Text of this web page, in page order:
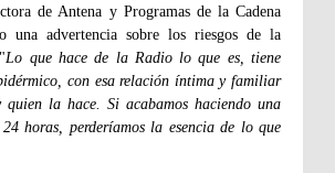
de Antena y Programas de la Cadena
una advertencia sobre los riesgos de la
Lo que hace de la Radio lo que es, tiene
con esa relación íntima y familiar
quien la hace. Si acabamos haciendo una
horas, perderíamos la esencia de lo que